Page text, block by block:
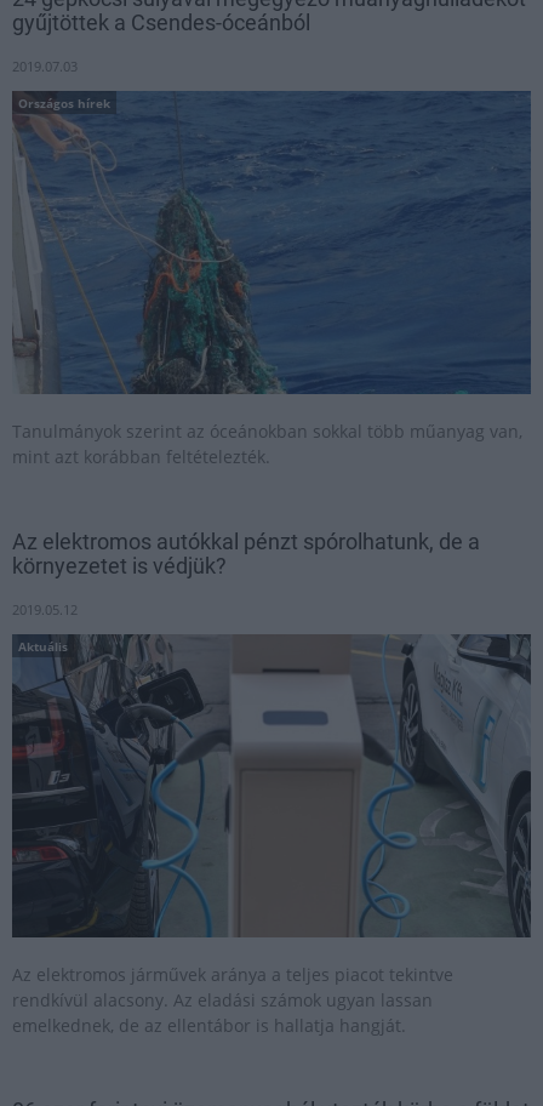
gyűjtöttek a Csendes-óceánból
2019.07.03
Országos hírek
Tanulmányok szerint az óceánokban sokkal több műanyag van,
mint azt korábban feltételezték.
Az elektromos autókkal pénzt spórolhatunk, de a
környezetet is védjük?
2019.05.12
Aktuális
Az elektromos járművek aránya a teljes piacot tekintve
rendkívül alacsony. Az eladási számok ugyan lassan
emelkednek, de az ellentábor is hallatja hangját.